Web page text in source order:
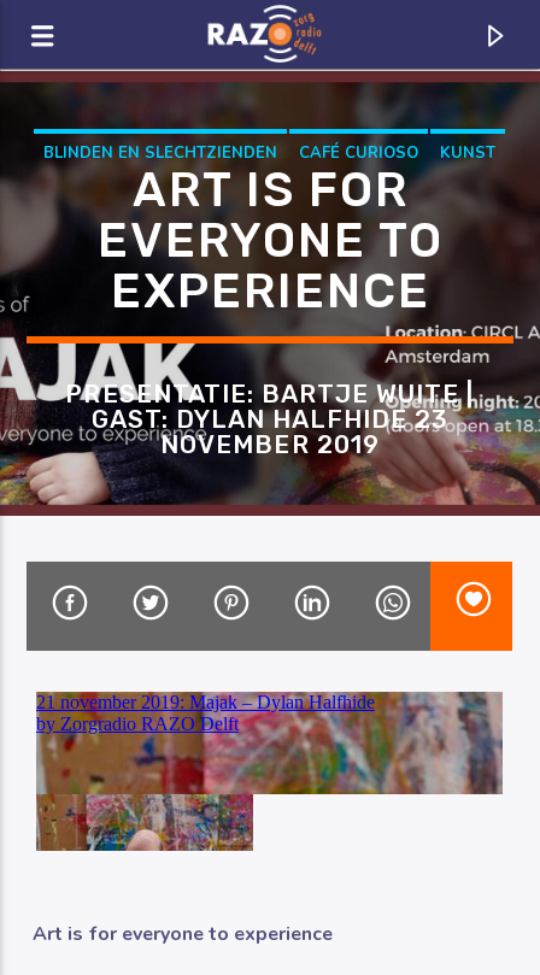
CURRENT TRACK
TITLE
ARTIST
Luister RAZO online
Zoeken
BLINDEN EN SLECHTZIENDEN CAFÉ CURIOSO
KUNST
MAJAK
VICTORY ART
ART IS FOR
EVERYONE TO
EXPERIENCE
PRESENTATIE: BARTJE WUITE |
GAST: DYLAN HALFHIDE 23
NOVEMBER 2019
Art is for everyone to experience